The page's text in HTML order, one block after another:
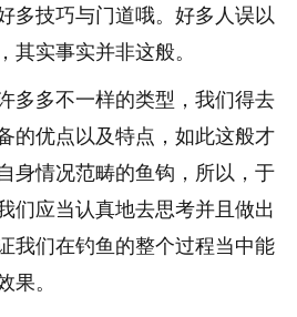
多技巧与门道哦。好多人误以
其实事实并非这般。
多多不一样的类型，我们得去
的优点以及特点，如此这般才
身情况范畴的鱼钩，所以，于
们应当认真地去思考并且做出
我们在钓鱼的整个过程当中能
果。